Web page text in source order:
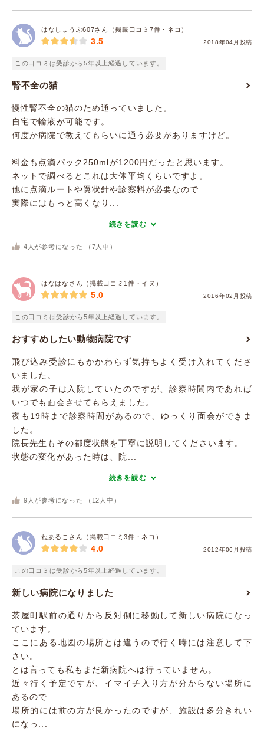
はなしょうぶ607さん（掲載口コミ7件・ネコ）
2018年04月投稿
3.5
この口コミは受診から5年以上経過しています。
腎不全の猫
慢性腎不全の猫のため通っていました。
自宅で輸液が可能です。
何度か病院で教えてもらいに通う必要がありますけど。
料金も点滴パック250mlが1200円だったと思います。
ネットで調べるとこれは大体平均くらいですよ。
他に点滴ルートや翼状針や診察料が必要なので
実際にはもっと高くなり...
続きを読む
4 人が参考になった （ 7 人中）
はなはなさん（掲載口コミ1件・イヌ）
2016年02月投稿
5.0
この口コミは受診から5年以上経過しています。
おすすめしたい動物病院です
飛び込み受診にもかかわらず気持ちよく受け入れてくださ
いました。
我が家の子は入院していたのですが、診察時間内であれば
いつでも面会させてもらえました。
夜も19時まで診察時間があるので、ゆっくり面会ができま
した。
院長先生もその都度状態を丁寧に説明してくださいます。
状態の変化があった時は、院...
続きを読む
9 人が参考になった （ 12 人中）
ねあるこさん（掲載口コミ3件・ネコ）
2012年06月投稿
4.0
この口コミは受診から5年以上経過しています。
新しい病院になりました
茶屋町駅前の通りから反対側に移動して新しい病院になっ
ています。
ここにある地図の場所とは違うので行く時には注意して下
さい。
とは言っても私もまだ新病院へは行っていません。
近々行く予定ですが、イマイチ入り方が分からない場所に
あるので
場所的には前の方が良かったのですが、施設は多分きれい
になっ...